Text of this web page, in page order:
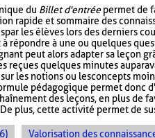
du Billet d'entréepermet de
rapide et sommaire des
par les élèves lors des derniers
répondre à une ou quelques
peut alors adapter sa leçon
reçues quelques minutes
les notions ou les concepts
pédagogique permet donc
des leçons, en plus de
plus, cette activité permet de
Valorisation des